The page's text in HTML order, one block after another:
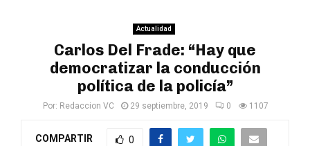
Actualidad
Carlos Del Frade: “Hay que
democratizar la conducción
política de la policía”
Por: Redaccion VC 29 septiembre, 2019 0 1107
COMPARTIR 0